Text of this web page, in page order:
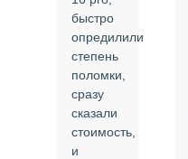
быстро
опредилили
степень
поломки,
сразу
сказали
стоимость,
и